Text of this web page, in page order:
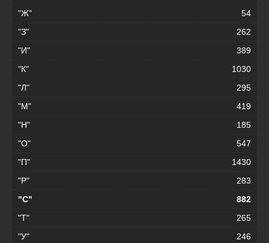
"Ж"
54
"З"
262
"И"
389
"К"
1030
"Л"
295
"М"
419
"Н"
185
"О"
547
"П"
1430
"Р"
283
"С"
882
"Т"
265
"У"
246